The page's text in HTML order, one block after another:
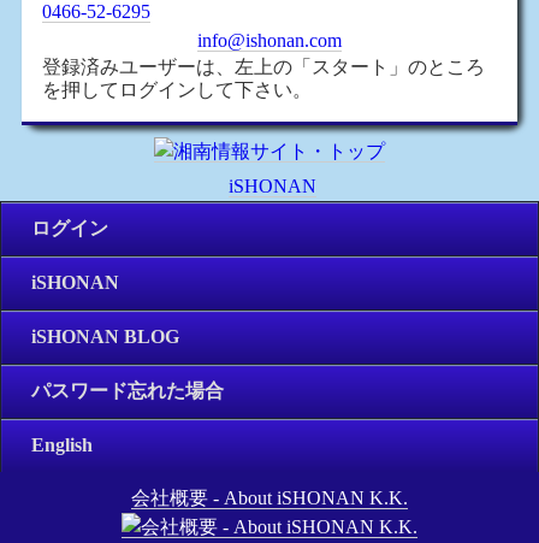
0466-52-6295
info@ishonan.com
登録済みユーザーは、左上の「スタート」のところ
を押してログインして下さい。
iSHONAN
ログイン
iSHONAN
iSHONAN BLOG
パスワード忘れた場合
English
会社概要 - About iSHONAN K.K.